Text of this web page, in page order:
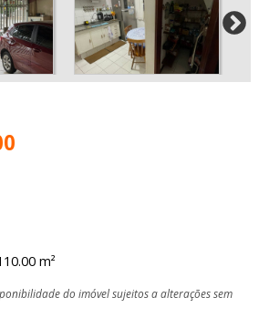
m²
do imóvel sujeitos a alterações sem